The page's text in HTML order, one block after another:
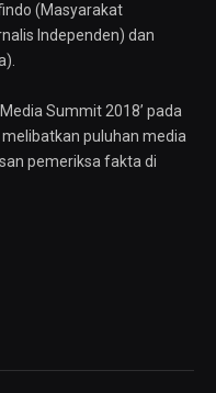
(Masyarakat
Independen) dan
Summit 2018’ pada
puluhan media
pemeriksa fakta di